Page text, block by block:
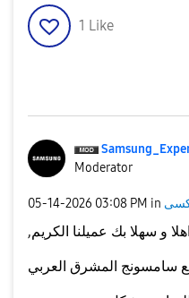
1 Like
Moderator
‎05-14-2026 03:08 PM in
اهلا و سهلا بك عميلنا الكريم,
سامسونج المشرق العربي